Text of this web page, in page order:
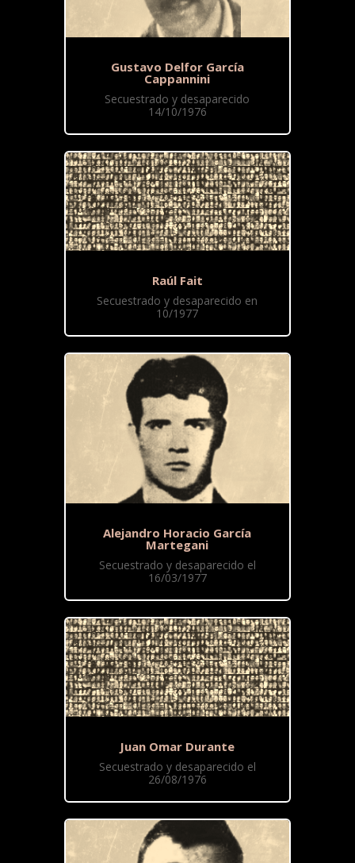
Gustavo Delfor García
Cappannini
Secuestrado y desaparecido
14/10/1976
Raúl Fait
Secuestrado y desaparecido en
10/1977
Alejandro Horacio García
Martegani
Secuestrado y desaparecido el
16/03/1977
Juan Omar Durante
Secuestrado y desaparecido el
26/08/1976